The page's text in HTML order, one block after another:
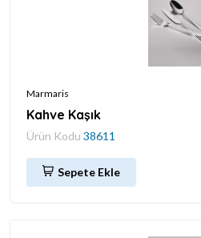
Marmaris
Kahve Kaşık
Ürün Kodu 38611
Sepete Ekle